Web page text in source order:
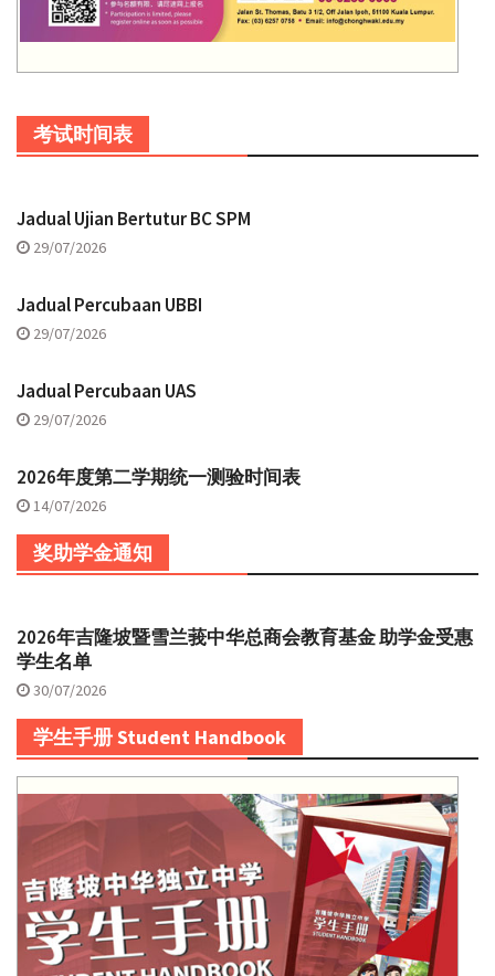
考试时间表
Jadual Ujian Bertutur BC SPM
29/07/2026
Jadual Percubaan UBBI
29/07/2026
Jadual Percubaan UAS
29/07/2026
2026年度第二学期统一测验时间表
14/07/2026
奖助学金通知
2026年吉隆坡暨雪兰莪中华总商会教育基金 助学金受惠
学生名单
30/07/2026
学生手册 Student Handbook